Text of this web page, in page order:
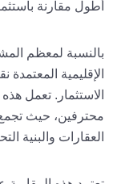
أطول مقارنة
الإقليمية
محترفين، حيث
العقارات والبنية